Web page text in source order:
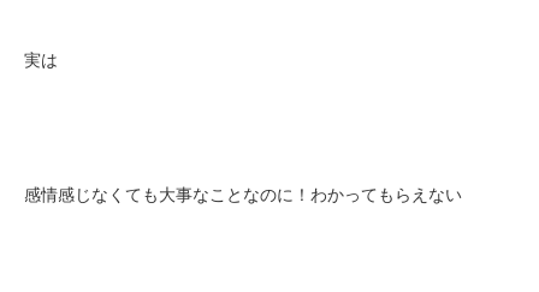
実は
感情感じなくても大事なことなのに！わかってもらえない